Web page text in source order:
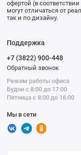
офертой (в
могут отличаться от
так и по дизайну.
Поддержка
+7 (3822) 900-448
Обратный звонок
Режим работы офиса
Будни с 8:00 до 17:00
Пятница с 8:00 до 16:00
Мы в сети